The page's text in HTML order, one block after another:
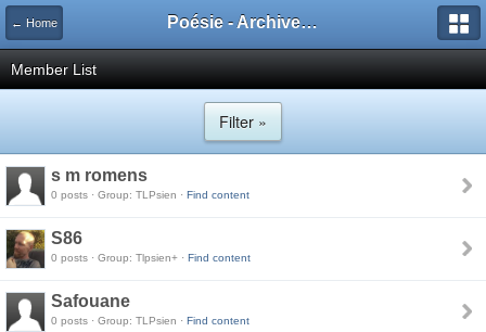
← Home Poésie - Archives de Toute La Poésie - 2005 - 2006
Member List
Filter »
s m romens
0 posts · Group: TLPsien · Find content
S86
0 posts · Group: Tlpsien+ · Find content
Safouane
0 posts · Group: TLPsien · Find content